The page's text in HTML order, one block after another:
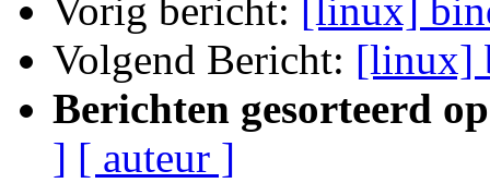
Vorig bericht: [linux]
Volgend Bericht: [linux]
Berichten gesorteerd
] [ auteur ]